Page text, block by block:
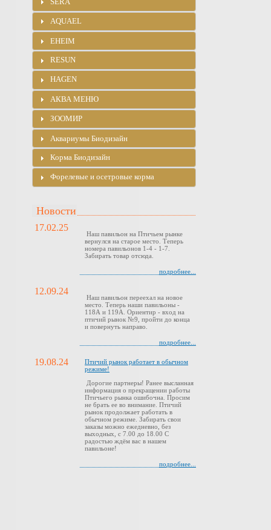
AQUAEL
EHEIM
RESUN
HAGEN
АКВА МЕНЮ
ЗООМИР
Аквариумы Биодизайн
Корма Биодизайн
Форелевые и осетровые корма
Новости
17.02.25
Наш павильон на Птичьем рынке
вернулся на старое место. Теперь
номера павильонов 1-4 - 1-7.
Забирать товар отсюда.
подробнее...
12.09.24
Наш павильон переехал на новое
место. Теперь наши павильоны -
118А и 119А. Ориентир - вход на
птичий рынок №9, пройти до конца
и повернуть направо.
подробнее...
19.08.24
Птичий рынок работает в обычном
режиме!
Дорогие партнеры! Ранее высланная
информация о прекращении работы
Птичьего рынка ошибочна. Просим
не брать ее во внимание. Птичий
рынок продолжает работать в
обычном режиме. Забирать свои
заказы можно ежедневно, без
выходных, с 7.00 до 18.00 С
радостью ждём вас в нашем
павильоне!
подробнее...